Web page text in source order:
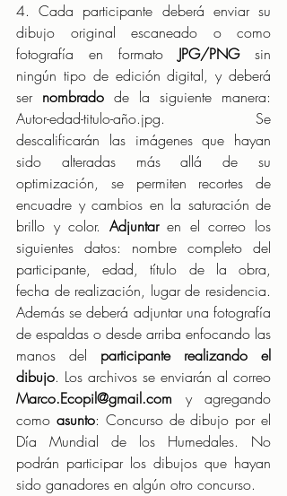
4. Cada participante deberá enviar su
dibujo original escaneado o como
fotografía en formato JPG/PNG sin
ningún tipo de edición digital, y deberá
ser nombrado de la siguiente manera:
Autor-edad-titulo-año.jpg. Se
descalificarán las imágenes que hayan
sido alteradas más allá de su
optimización, se permiten recortes de
encuadre y cambios en la saturación de
brillo y color. Adjuntar en el correo los
siguientes datos: nombre completo del
participante, edad, título de la obra,
fecha de realización, lugar de residencia.
Además se deberá adjuntar una fotografía
de espaldas o desde arriba enfocando las
manos del participante realizando el
dibujo
Marco.Ecopil@gmail.com y agregando
como asunto: Concurso de dibujo por el
Día Mundial de los Humedales. No
podrán participar los dibujos que hayan
sido ganadores en algún otro concurso.